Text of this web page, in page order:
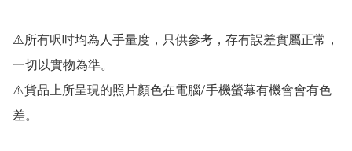
⚠️所有呎吋均為人手量度，只供參考，存有誤差實屬正常，
一切以實物為準。
⚠️貨品上所呈現的照片顏色在電腦/手機螢幕有機會會有色
差。